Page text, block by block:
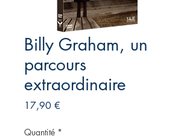
Billy Graham, un
parcours
extraordinaire
17,90 €Prix
Quantité *